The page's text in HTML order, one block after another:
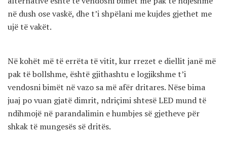
në dush ose vaskë, dhe t’i shpëlani me kujdes gjethet me
ujë të vakët.
Në kohët më të errëta të vitit, kur rrezet e diellit janë më
pak të bollshme, është gjithashtu e logjikshme t’i
vendosni bimët në vazo sa më afër dritares. Nëse bima
juaj po vuan gjatë dimrit, ndriçimi shtesë LED mund të
ndihmojë në parandalimin e humbjes së gjetheve për
shkak të mungesës së dritës.